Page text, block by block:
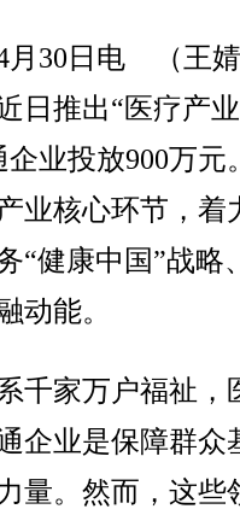
30日电 （王
日推出“医疗产
业投放900万元
业核心环节，着
“健康中国”战略
动能。
家万户福祉，
企业是保障群众
量。然而，这些